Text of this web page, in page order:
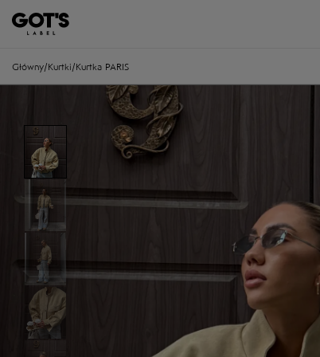
Główny/ Kurtki/ Kurtka PARIS